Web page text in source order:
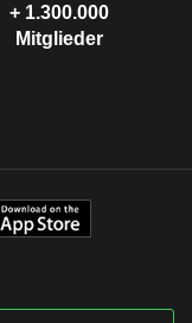
+ 1.300.000
Mitglieder